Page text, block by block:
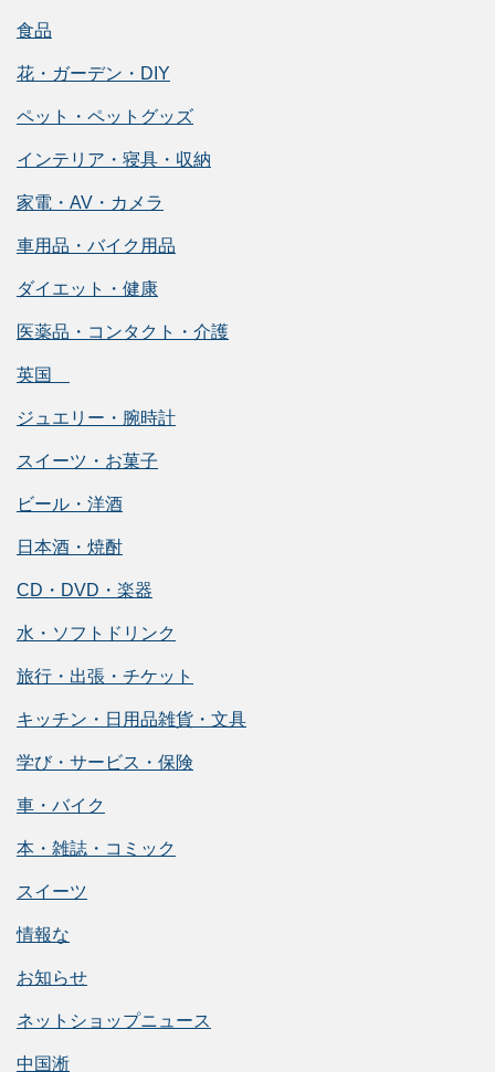
食品
花・ガーデン・DIY
ペット・ペットグッズ
インテリア・寝具・収納
家電・AV・カメラ
車用品・バイク用品
ダイエット・健康
医薬品・コンタクト・介護
英国
ジュエリー・腕時計
スイーツ・お菓子
ビール・洋酒
日本酒・焼酎
CD・DVD・楽器
水・ソフトドリンク
旅行・出張・チケット
キッチン・日用品雑貨・文具
学び・サービス・保険
車・バイク
本・雑誌・コミック
スイーツ
情報な
お知らせ
ネットショップニュース
中国淅